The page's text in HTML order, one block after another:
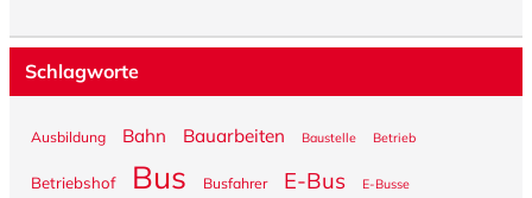
Schlagworte
Ausbildung Bahn Bauarbeiten Baustelle Betrieb
Betriebshof Bus Busfahrer E-Bus E-Busse